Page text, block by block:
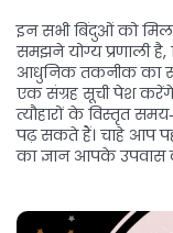
इन सभी बिंदुओं को
समझने योग्य प्रणाली
आधुनिक तकनीक का
एक संग्रह सूची पेश
त्यौहारों के विस्तृत
पढ़ सकते हैं। चाहे आप
का ज्ञान आपके